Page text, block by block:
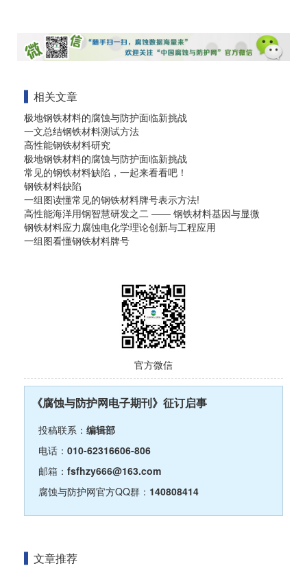
相关文章
极地钢铁材料的腐蚀与防护面临新挑战
一文总结钢铁材料测试方法
高性能钢铁材料研究
极地钢铁材料的腐蚀与防护面临新挑战
常见的钢铁材料缺陷，一起来看看吧！
钢铁材料缺陷
一组图读懂常见的钢铁材料牌号表示方法!
高性能海洋用钢智慧研发之二 —— 钢铁材料基因与显微
钢铁材料应力腐蚀电化学理论创新与工程应用
一组图看懂钢铁材料牌号
官方微信
《腐蚀与防护网电子期刊》征订启事
投稿联系： 编辑部
电话： 010-62316606-806
邮箱： fsfhzy666@163.com
腐蚀与防护网官方QQ群： 140808414
文章推荐